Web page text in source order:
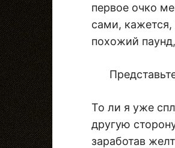
первое очко
сами, кажется,
похожий
То ли я уже
другую
заработав